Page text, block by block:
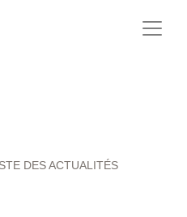
DES ACTUALITÉS